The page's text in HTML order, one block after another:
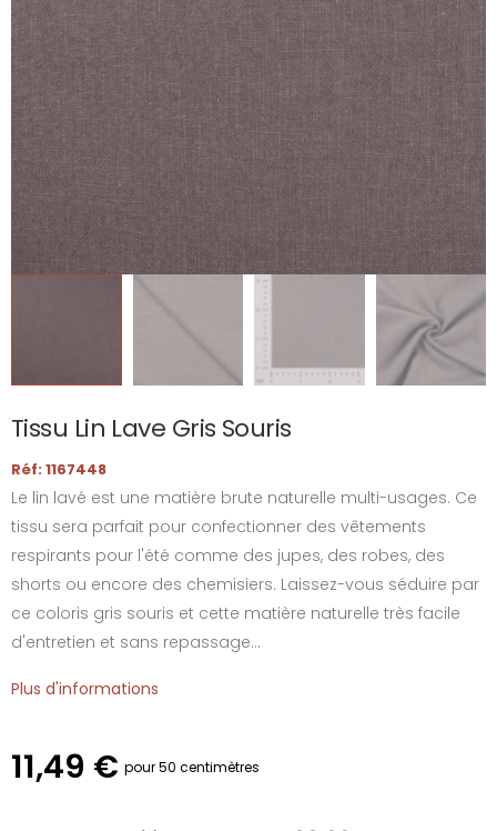
Tissu Lin Lave Gris Souris
Réf: 1167448
Le lin lavé est une matière brute naturelle multi-usages. Ce
tissu sera parfait pour confectionner des vêtements
respirants pour l'été comme des jupes, des robes, des
shorts ou encore des chemisiers. Laissez-vous séduire par
ce coloris gris souris et cette matière naturelle très facile
d'entretien et sans repassage...
Plus d'informations
11,49 € pour 50 centimètres